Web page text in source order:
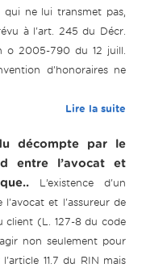
ne lui transmet pas,
à l'art. 245 du Décr.
o 2005-790 du 12 juill.
d'honoraires ne
Lire la suite
décompte par le
entre l’avocat et
L’existence d'un
l'avocat et l'assureur de
client (L. 127-8 du code
non seulement pour
11.7 du RIN mais